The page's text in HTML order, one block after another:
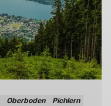
Oberboden
Pichlern